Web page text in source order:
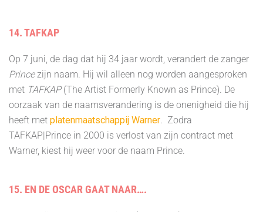
14. TAFKAP
Op 7 juni, de dag dat hij 34 jaar wordt, verandert de zanger
Princezijn naam. Hij wil alleen nog worden aangesproken
met TAFKAP(The Artist Formerly Known as Prince). De
oorzaak van de naamsverandering is de onenigheid die hij
heeft met platenmaatschappij Warner. Zodra
TAFKAP|Prince in 2000 is verlost van zijn contract met
Warner, kiest hij weer voor de naam Prince.
15. EN DE OSCAR GAAT NAAR….